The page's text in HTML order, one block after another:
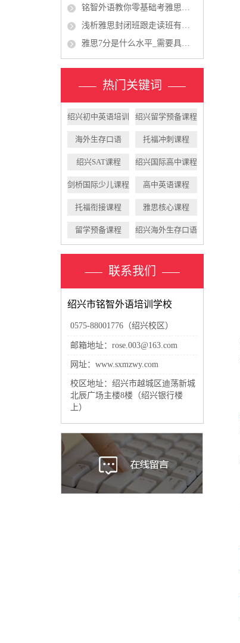
铭智外语教你零基础考雅思如何拿高分!
浅析雅思封闭班跟走读班有什么区别?
雅思7分是什么水平_需要具备哪儿些能力?
热门关键词
绍兴初中英语培训 绍兴留学预备课程
海外生存口语 托福冲刺课程
绍兴SAT课程 绍兴国际高中课程
剑桥国际少儿课程 高中英语课程
托福衔接课程 雅思核心课程
留学预备课程 绍兴海外生存口语
联系我们
绍兴市铭智外语培训学校
0575-88001776（绍兴校区）
邮箱地址：rose.003@163.com
网址：www.sxmzwy.com
校区地址：绍兴市越城区迪荡新城
北辰广场主楼8楼（绍兴银行楼
上）